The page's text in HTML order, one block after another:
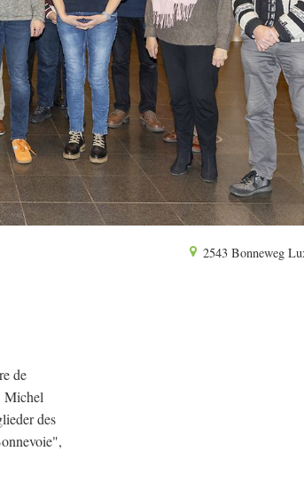
2543 Bonneweg
de
Michel
des